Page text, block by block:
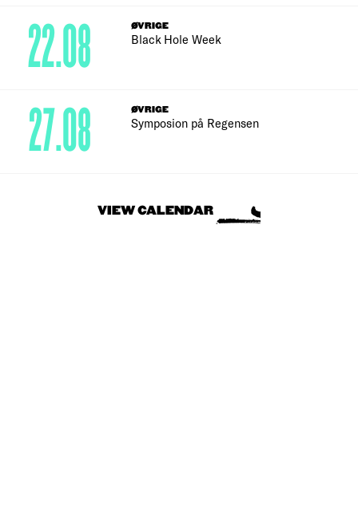
ØVRIGE
Black Hole Week
22.08
ØVRIGE
Symposion på Regensen
27.08
VIEW CALENDAR